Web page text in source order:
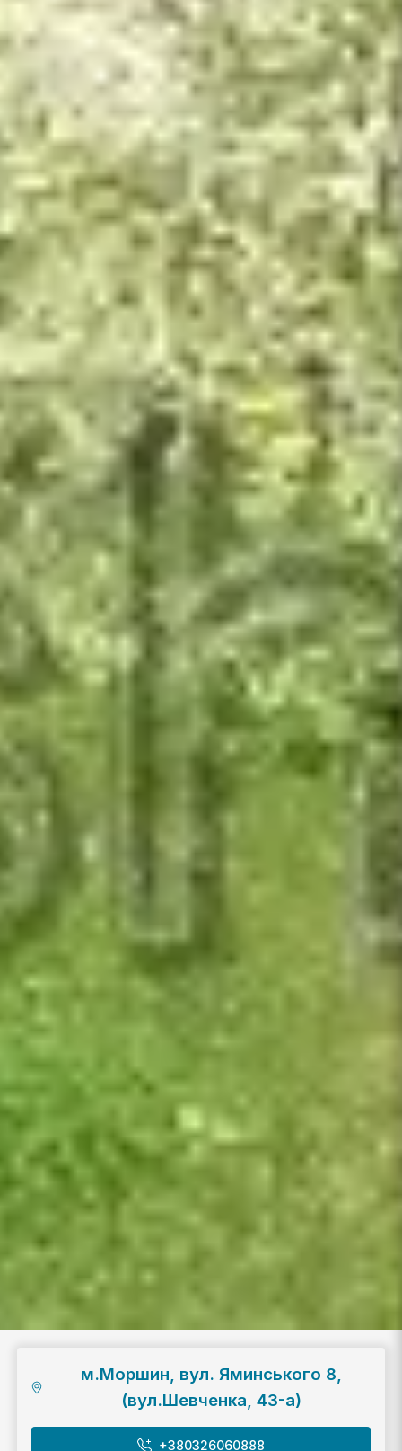
м.Моршин, вул. Яминського 8,
(вул.Шевченка, 43-а)
+380326060888